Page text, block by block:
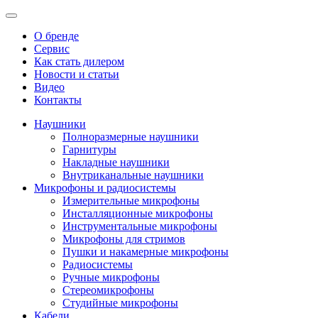
О бренде
Сервис
Как стать дилером
Новости и статьи
Видео
Контакты
Наушники
Полноразмерные наушники
Гарнитуры
Накладные наушники
Внутриканальные наушники
Микрофоны и радиосистемы
Измерительные микрофоны
Инсталляционные микрофоны
Инструментальные микрофоны
Микрофоны для стримов
Пушки и накамерные микрофоны
Радиосистемы
Ручные микрофоны
Стереомикрофоны
Студийные микрофоны
Кабели